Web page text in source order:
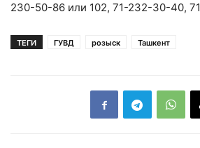
230-50-86 или 102, 71-232-30-40,
ТЕГИ ГУВД розыск Ташкент